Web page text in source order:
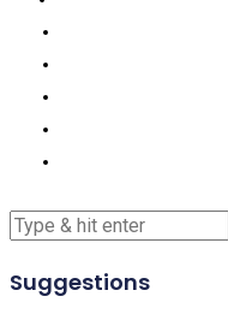
Suggestions